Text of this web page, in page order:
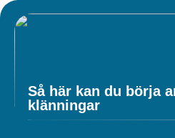
Så här kan du börja
klänningar